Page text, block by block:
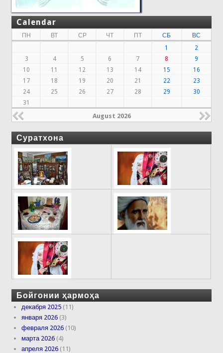
Calendar
ПН ВТ СР ЧТ ПТ СБ
ВС
1
2
3
4 5 6 7 8
9
10
11 12 13 14 15
16
17
18 19 20 21 22
23
24
25 26 27 28 29
30
31
August 2026
Суратхона
Бойгонии ҳармоҳа
декабря 2025 (11)
января 2026 (3)
февраля 2026 (10)
марта 2026 (4)
апреля 2026 (11)